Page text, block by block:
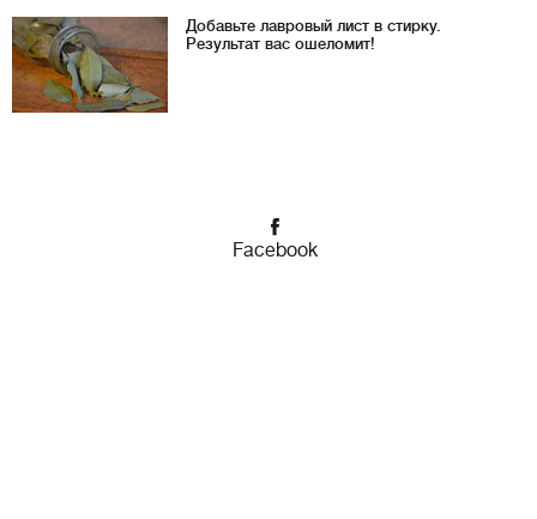
Добавьте лавровый лист в стирку.
Результат вас ошеломит!
Facebook